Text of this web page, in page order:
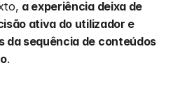
a experiência deixa de
ativa do utilizador e
da sequência de conteúdos
.